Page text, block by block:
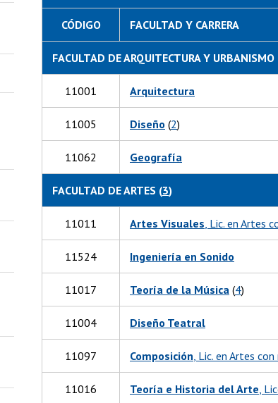
CÓDIGO FACULTAD Y CARRERA
FACULTAD DE ARQUITECTURA Y URBANISMO
11001 Arquitectura
11005 Diseño (2)
11062 Geografía
FACULTAD DE ARTES (3)
11011 Artes Visuales, Lic. en Artes
11524 Ingeniería en Sonido
11017 Teoría de la Música (4)
11004 Diseño Teatral
11097 Composición, Lic. en Artes
11016 Teoría e Historia del Arte,